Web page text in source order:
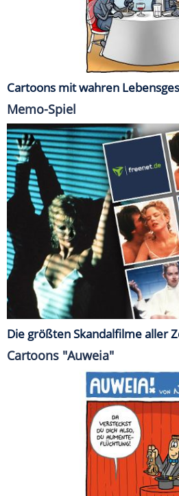
Cartoons mit wahren
Memo-Spiel
Die größten Skandalfilme aller
Cartoons "Auweia"